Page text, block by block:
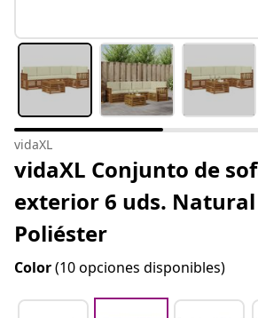
vidaXL
vidaXL Conjunto de
exterior 6 uds. Natural
Poliéster
Color(10 opciones disponibles)